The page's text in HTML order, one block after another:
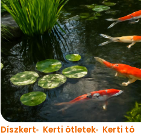
Díszkert Kerti ötletek Kerti tó